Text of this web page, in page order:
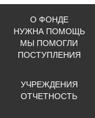
О ФОНДЕ
НУЖНА ПОМОЩЬ
МЫ ПОМОГЛИ
ПОСТУПЛЕНИЯ
УЧРЕЖДЕНИЯ
ОТЧЕТНОСТЬ